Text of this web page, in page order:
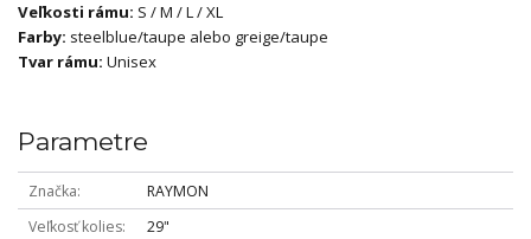
Veľkosti rámu: S / M / L / XL
Farby: steelblue/taupe alebo greige/taupe
Tvar rámu: Unisex
Parametre
Značka
RAYMON
Veľkosť kolies
29"